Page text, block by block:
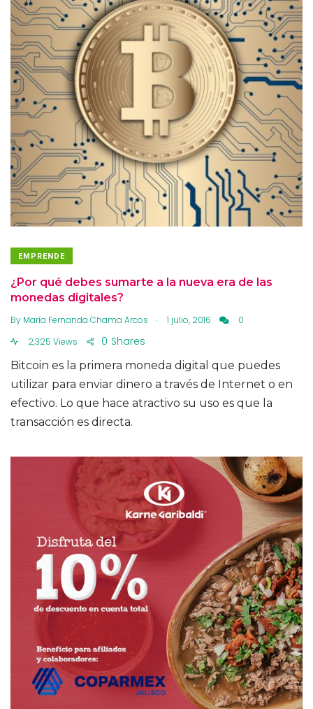
EMPRENDE
¿Por qué debes sumarte a la nueva era de las
monedas digitales?
By María Fernanda Chama Arcos . 1 julio, 2016
0
2,325 Views
Shares
0
Bitcoin es la primera moneda digital que puedes
utilizar para enviar dinero a través de Internet o en
efectivo. Lo que hace atractivo su uso es que la
transacción es directa.